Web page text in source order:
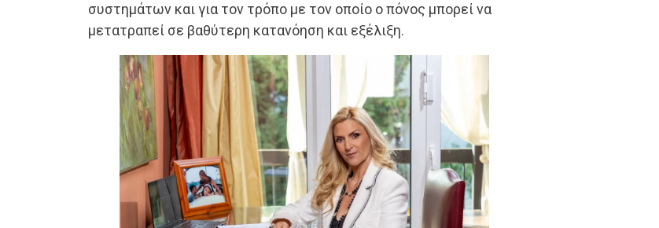
συστημάτων και για τον τρόπο με τον οποίο ο πόνος μπορεί να
μετατραπεί σε βαθύτερη κατανόηση και εξέλιξη.